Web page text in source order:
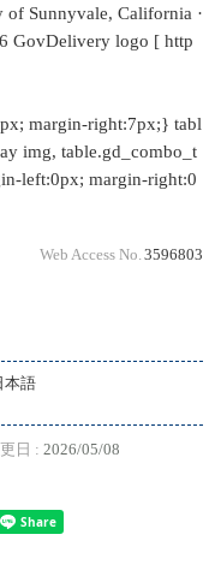
Sunnyvale, California ·
GovDelivery logo [ http
margin-right:7px;} tabl
img, table.gd_combo_t
left:0px; margin-right:0
Web Access No. 3596803
本語
日 : 2026/05/08